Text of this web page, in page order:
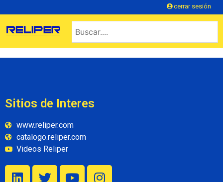
cerrar sesión
Sitios de Interes
www.reliper.com
catalogo.reliper.com
Videos Reliper